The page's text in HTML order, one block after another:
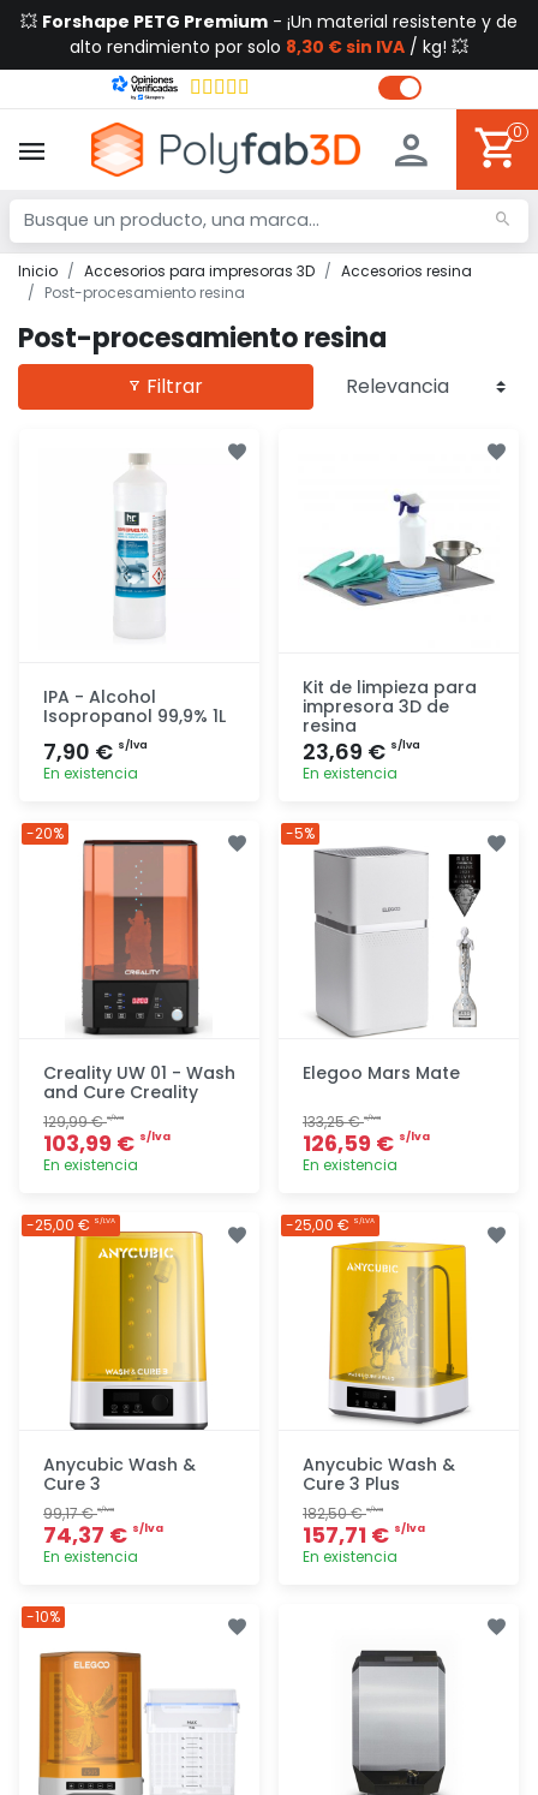
💥 Forshape PETG Premium - ¡Un material resistente y de
alto rendimiento por solo 8,30 € sin IVA / kg! 💥
0
Inicio Accesorios para impresoras 3D
Accesorios resina
Post-procesamiento resina
Post-procesamiento resina
Filtrar
IPA - Alcohol
Isopropanol 99,9% 1L
7,90 € s/lva
En existencia
Kit de limpieza para
impresora 3D de
resina
23,69 € s/lva
En existencia
Creality UW 01 - Wash
and Cure Creality
129,99 €s/lva
103,99 € s/lva
En existencia
-20%
Elegoo Mars Mate
133,25 €s/lva
126,59 € s/lva
En existencia
-5%
Anycubic Wash &
Cure 3
99,17 €s/lva
74,37 € s/lva
En existencia
-25,00 € S/LVA
Anycubic Wash &
Cure 3 Plus
182,50 €s/lva
157,71 € s/lva
En existencia
-25,00 € S/LVA
-10%